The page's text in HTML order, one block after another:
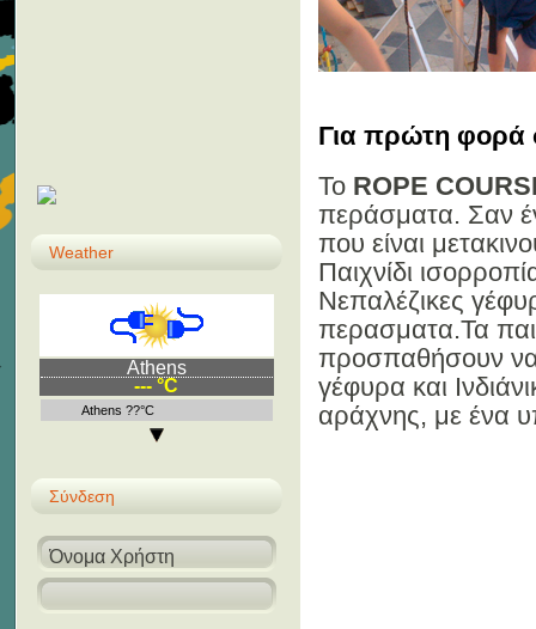
Για πρώτη φορά
To ROPE
περάσματα. Σαν
που είναι
Παιχνίδι
Νεπαλέζικες
περασματα.Τα
προσπαθήσουν να
γέφυρα και
αράχνης, με ένα
Weather
Athens
--- °C
Athens ??°C
Σύνδεση